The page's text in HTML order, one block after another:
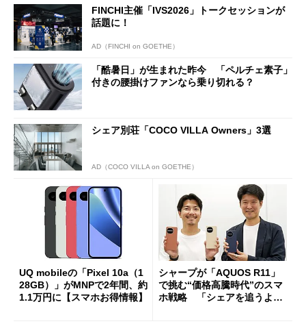
FINCHI主催「IVS2026」トークセッションが
話題に！
AD（FINCHI on GOETHE）
「酷暑日」が生まれた昨今 「ペルチェ素子」
付きの腰掛けファンなら乗り切れる？
シェア別荘「COCO VILLA Owners」3選
AD（COCO VILLA on GOETHE）
UQ mobileの「Pixel 10a（1
28GB）」がMNPで2年間、約
1.1万円に【スマホお得情報】
シャープが「AQUOS R11」
で挑む“価格高騰時代”のスマ
ホ戦略 「シェアを追うより